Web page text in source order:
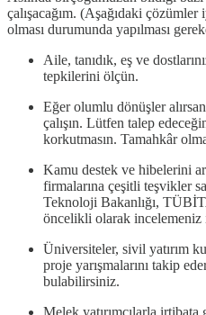
çalışacağım. (Aşağıdaki
olması durumunda yapılması
Aile, tanıdık, eş ve
tepkilerini ölçün.
Eğer olumlu dönüşler
çalışın. Lütfen talep
korkutmasın. Tamahkâr
Kamu destek ve hibelerini
firmalarına çeşitli teşvikler
Teknoloji Bakanlığı,
öncelikli olarak incelemeniz
Üniversiteler, sivil yatırım
proje yarışmalarını takip
bulabilirsiniz.
Melek yatırımcılarla